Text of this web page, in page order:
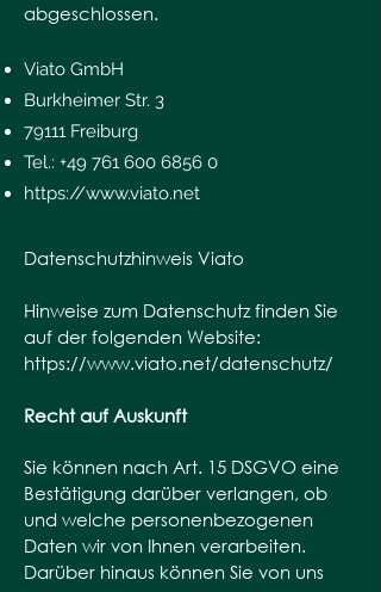
abgeschlossen.
Viato GmbH
Burkheimer Str. 3
79111 Freiburg
Tel.: +49 761 600 6856 0
https://www.viato.net
Datenschutzhinweis Viato
Hinweise zum Datenschutz finden Sie
auf der folgenden Website:
https://www.viato.net/datenschutz/
Recht auf Auskunft
Sie können nach Art. 15 DSGVO eine
Bestätigung darüber verlangen, ob
und welche personenbezogenen
Daten wir von Ihnen verarbeiten.
Darüber hinaus können Sie von uns